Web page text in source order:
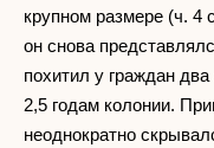
крупном размере (ч.
он снова
похитил у граждан
2,5 годам колонии.
неоднократно